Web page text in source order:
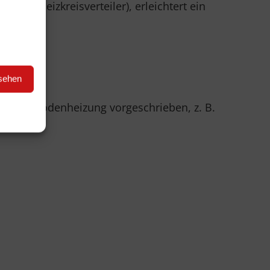
dem Heizkreisverteiler), erleichtert ein
Fußbodenheizung vorgeschrieben, z. B.